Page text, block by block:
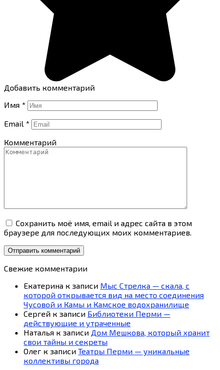
Добавить комментарий
Имя *
Email *
Комментарий
Сохранить моё имя, email и адрес сайта в этом
браузере для последующих моих комментариев.
Свежие комментарии
Екатерина к записи Мыс Стрелка — скала, с
которой открывается вид на место соединения
Чусовой и Камы и Камское водохранилище
Сергей к записи Библиотеки Перми —
действующие и утраченные
Наталья к записи Дом Мешкова, который хранит
свои тайны и секреты
Олег к записи Театры Перми — уникальные
коллективы города